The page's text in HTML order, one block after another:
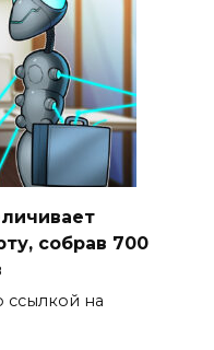
собрав 700
на